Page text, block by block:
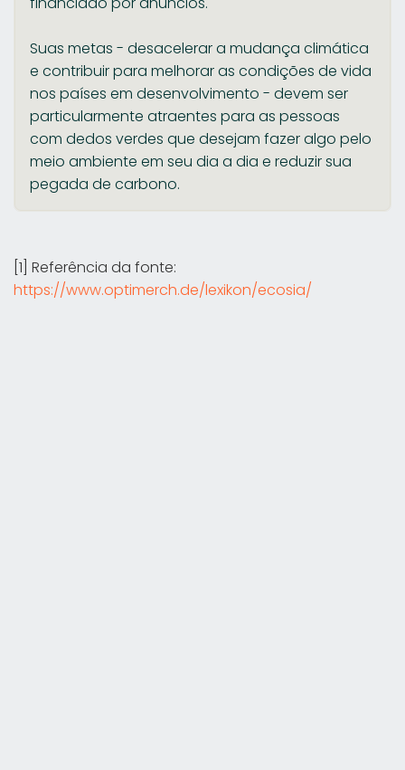
Suas metas - desacelerar a mudança climática
e contribuir para melhorar as condições de vida
nos países em desenvolvimento - devem ser
particularmente atraentes para as pessoas
com dedos verdes que desejam fazer algo pelo
meio ambiente em seu dia a dia e reduzir sua
pegada de carbono.
[1] Referência da fonte:
https://www.optimerch.de/lexikon/ecosia/